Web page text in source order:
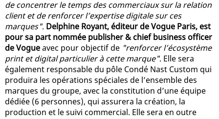
de concentrer le temps des commerciaux sur la relation
client et de renforcer l’expertise digitale sur ces
marques". Delphine Royant, éditeur de Vogue Paris, est
pour sa part nommée publisher & chief business officer
de Vogueavec pour objectif de "renforcer l’écosystème
print et digital particulier à cette marque". Elle sera
également responsable du pôle Condé Nast Custom qui
produira les opérations spéciales de l’ensemble des
marques du groupe, avec la constitution d’une équipe
dédiée (6 personnes), qui assurera la création, la
production et le suivi commercial. Elle sera en outre